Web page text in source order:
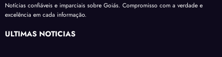
Notícias confiáveis e imparciais sobre Goiás. Compromisso com a verdade e
excelência em cada informação.
ÚLTIMAS NOTÍCIAS